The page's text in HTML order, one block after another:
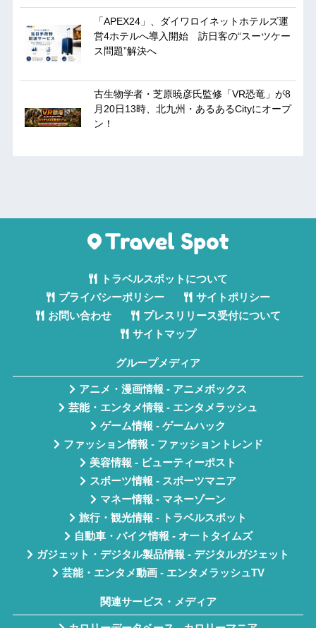
「APEX24」、ダイワロイネットホテルズ運
営4ホテルへ導入開始 訪日客の“スーツケー
ス問題”解決へ
古生物学者・芝原暁彦氏監修「VR恐竜」が8
月20日13時、北九州・あるあるCityにオープ
ン！
トラベルスポットについて
プライバシーポリシー
サイトポリシー
お問い合わせ
プレスリリース受付について
サイトマップ
グループメディア
アニメ・漫画情報 - アニメボックス
芸能・エンタメ情報 - エンタメラッシュ
ゲーム情報 - ゲームハック
ファッション情報 - ファッショントレンド
美容情報 - ビューティーポスト
スポーツ情報 - スポーツマニア
マネー情報 - マネーゾーン
旅行・観光情報 - トラベルスポット
自動車・バイク情報 - オートタイムズ
ガジェット・デジタル製品情報 - デジタルガジェット
芸能・エンタメ動画 - エンタメラッシュTV
関連サービス・メディア